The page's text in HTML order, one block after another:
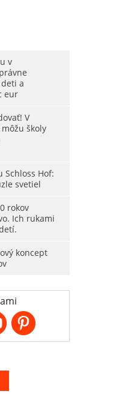
v
a
eur
V
školy
Schloss Hof:
svetiel
rokov
Ich rukami
koncept